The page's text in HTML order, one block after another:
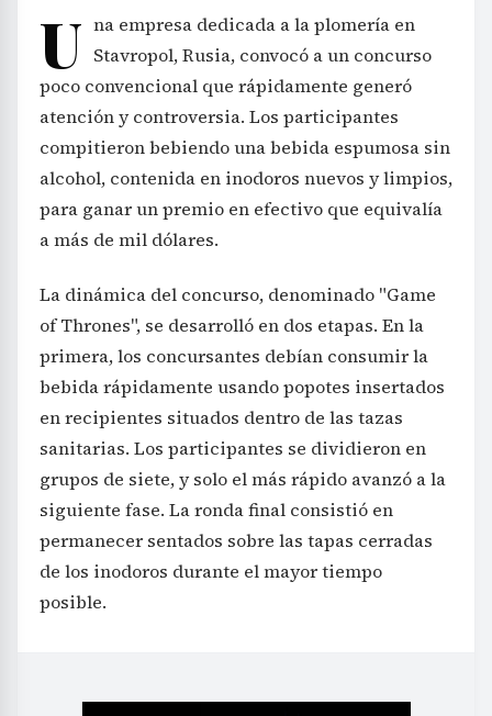
U na empresa dedicada a la plomería en
Stavropol, Rusia, convocó a un concurso
poco convencional que rápidamente generó
atención y controversia. Los participantes
compitieron bebiendo una bebida espumosa sin
alcohol, contenida en inodoros nuevos y limpios,
para ganar un premio en efectivo que equivalía
a más de mil dólares.
La dinámica del concurso, denominado "Game
of Thrones", se desarrolló en dos etapas. En la
primera, los concursantes debían consumir la
bebida rápidamente usando popotes insertados
en recipientes situados dentro de las tazas
sanitarias. Los participantes se dividieron en
grupos de siete, y solo el más rápido avanzó a la
siguiente fase. La ronda final consistió en
permanecer sentados sobre las tapas cerradas
de los inodoros durante el mayor tiempo
posible.